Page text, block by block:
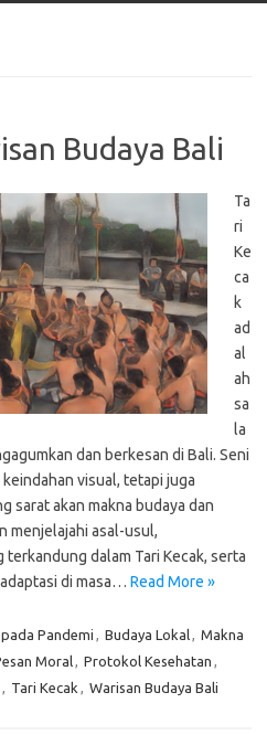
Budaya Bali
Ta
ri
Ke
ca
k
ad
al
ah
sa
la
dan berkesan di Bali. Seni
visual, tetapi juga
sarat akan makna budaya dan
menjelajahi asal-usul,
dalam Tari Kecak, serta
di masa… Read More »
Pandemi , Budaya Lokal, Makna
Moral, Protokol Kesehatan ,
, Tari Kecak , Warisan Budaya Bali